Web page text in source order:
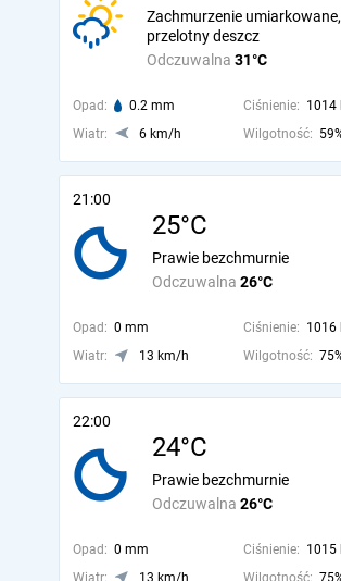
Odczuwalna 31°C
Zachmurzenie
przelotny deszcz
Opad: 0.2 mm Ciśnienie: 1014
Wiatr:
6 km/h Wilgotność:
21:00
25°C
Odczuwalna 26°C
Prawie bezchmurnie
Opad: 0 mm Ciśnienie: 1016
Wiatr:
13 km/h Wilgotność:
22:00
24°C
Odczuwalna 26°C
Prawie bezchmurnie
Opad: 0 mm Ciśnienie: 1015
Wiatr:
13 km/h Wilgotność: